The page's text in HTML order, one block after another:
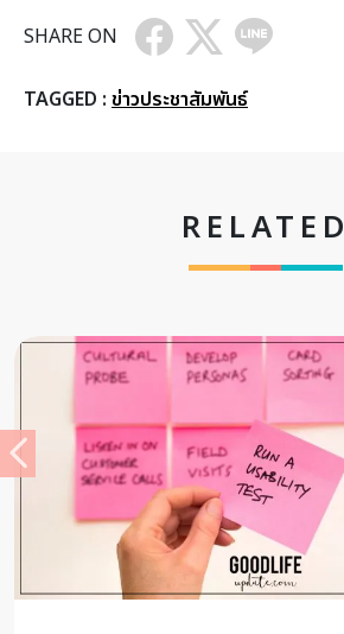
SHARE ON
TAGGED : ข่าวประชาสัมพันธ์
RELATED